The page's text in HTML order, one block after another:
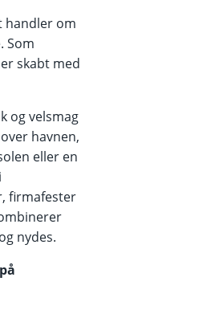
handler om
Som
skabt med
og velsmag
havnen,
eller en
firmafester
nydes.